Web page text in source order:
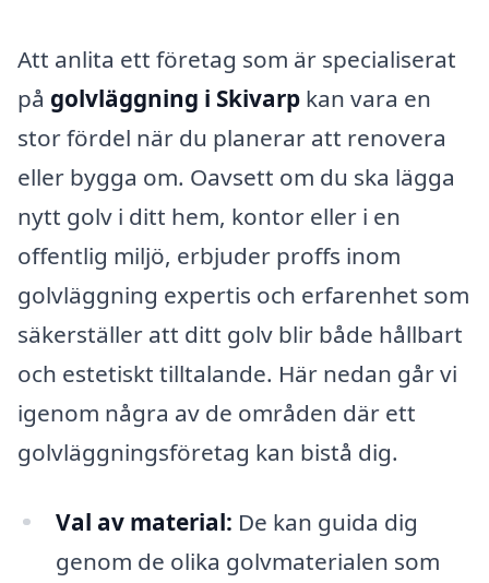
Att anlita ett företag som är specialiserat
på golvläggning i Skivarp kan vara en
stor fördel när du planerar att renovera
eller bygga om. Oavsett om du ska lägga
nytt golv i ditt hem, kontor eller i en
offentlig miljö, erbjuder proffs inom
golvläggning expertis och erfarenhet som
säkerställer att ditt golv blir både hållbart
och estetiskt tilltalande. Här nedan går vi
igenom några av de områden där ett
golvläggningsföretag kan bistå dig.
Val av material: De kan guida dig
genom de olika golvmaterialen som